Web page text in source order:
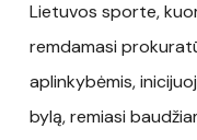
Lietuvos sporte,
remdamasi
aplinkybėmis,
bylą, remiasi